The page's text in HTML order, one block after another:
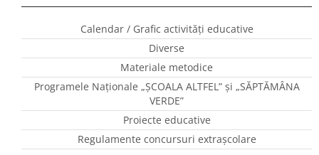
Calendar / Grafic activităţi educative
Diverse
Materiale metodice
Programele Naţionale „ŞCOALA ALTFEL” și „SĂPTĂMÂNA
VERDE”
Proiecte educative
Regulamente concursuri extraşcolare